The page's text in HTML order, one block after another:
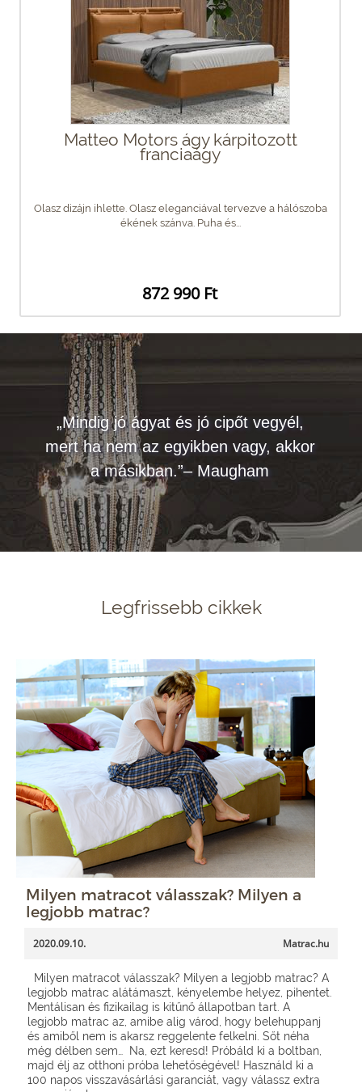
Matteo Motors ágy kárpitozott
franciaágy
Olasz dizájn ihlette. Olasz eleganciával tervezve a hálószoba
ékének szánva. Puha és...
872 990 Ft
„Mindig jó ágyat és jó cipőt vegyél,
mert ha nem az egyikben vagy, akkor
a másikban.”– Maugham
Legfrissebb cikkek
Milyen matracot válasszak? Milyen a
legjobb matrac?
2020.09.10. Matrac.hu
Milyen matracot válasszak? Milyen a legjobb matrac? A
legjobb matrac alátámaszt, kényelembe helyez, pihentet.
Mentálisan és fizikailag is kitűnő állapotban tart. A
legjobb matrac az, amibe alig várod, hogy belehuppanj
és amiből nem is akarsz reggelente felkelni. Sőt néha
még délben sem… Na, ezt keresd! Próbáld ki a boltban,
majd élj az otthoni próba lehetőségével! Használd ki a
100 napos visszavásárlási garanciát, vagy válassz extra